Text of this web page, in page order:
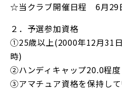
☆当クラブ開催日程 6月29
２．予選参加資格
①25歳以上(2000年12月31
時)
②ハンディキャップ20.0程
③アマチュア資格を保持し